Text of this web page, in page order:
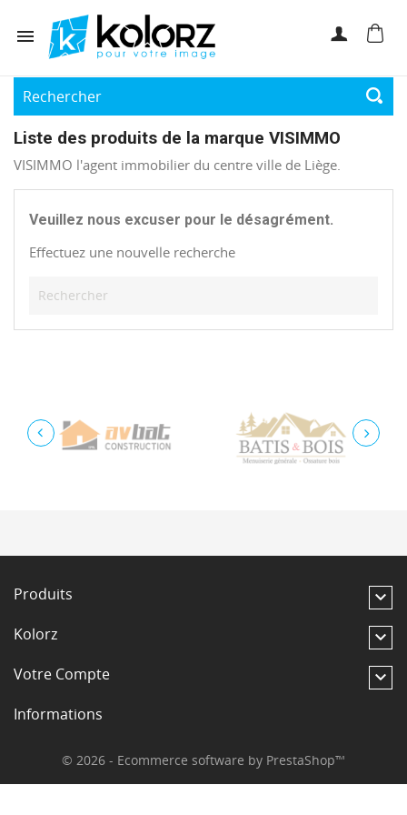

Liste des produits de la marque VISIMMO
VISIMMO l'agent immobilier du centre ville de Liège.
Veuillez nous excuser pour le désagrément.
Effectuez une nouvelle recherche
Produits 
Kolorz 
Votre Compte 
Informations
© 2026 - Ecommerce software by PrestaShop™